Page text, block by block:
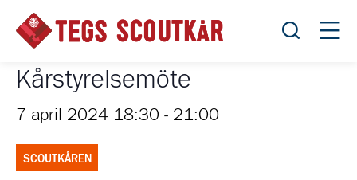
Öppna
Kårstyrelsemöte
7 april 2024 18:30 - 21:00
SCOUTKÅREN